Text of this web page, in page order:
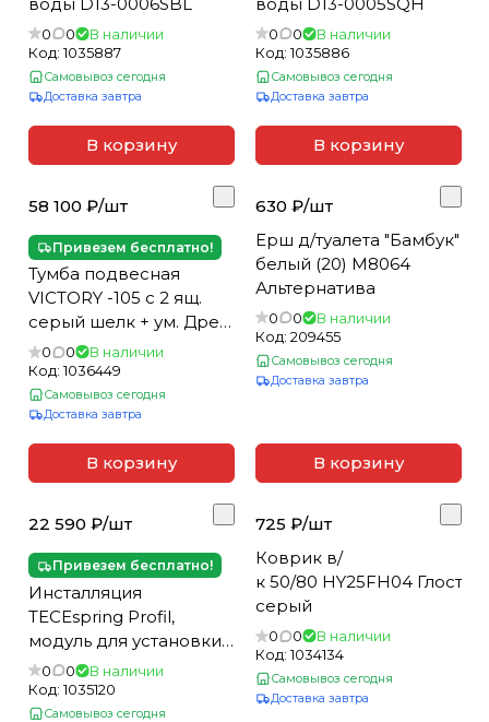
0 0
В наличии
Код:1035887
Самовывоз сегодня
Доставка завтра
В корзину
0 0
В наличии
Код:1035886
Самовывоз сегодня
Доставка завтра
В корзину
58 100 ₽/шт
Привезем бесплатно!
Тумба подвесная
VICTORY -105 с 2 ящ.
серый шелк + ум. Дрея
Luxury -105
0 0
В наличии
Код:1036449
Самовывоз сегодня
Доставка завтра
В корзину
630 ₽/шт
Ерш д/туалета "Бамбук"
белый (20) М8064
Альтернатива
0 0
В наличии
Код: 209455
Самовывоз сегодня
Доставка завтра
В корзину
22 590 ₽/шт
Привезем бесплатно!
Инсталляция
TECEspring Profil,
модуль для установки
подвесного унитаза
0 0
В наличии
Код:1035120
Самовывоз сегодня
725 ₽/шт
Коврик в/
к 50/80 HY25FH04 Глостер
серый
0 0
В наличии
Код:1034134
Самовывоз сегодня
Доставка завтра